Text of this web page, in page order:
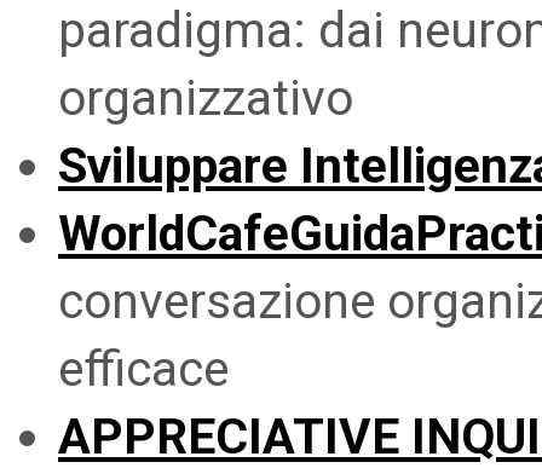
paradigma: dai
organizzativo
Sviluppare
conversazione
efficace
APPRECIATIVE